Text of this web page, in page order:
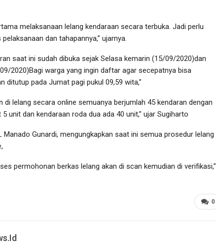
melaksanaan lelang kendaraan secara terbuka. Jadi perlu
dan tahapannya,” ujarnya.
saat ini sudah dibuka sejak Selasa kemarin (15/09/2020)dan
2020)Bagi warga yang ingin daftar agar secepatnya bisa
ditutup pada Jumat pagi pukul 09,59 wita,”
di lelang secara online semuanya berjumlah 45 kendaran dengan
unit dan kendaraan roda dua ada 40 unit,” ujar Sugiharto
Manado Gunardi, mengungkapkan saat ini semua prosedur lelang
permohonan berkas lelang akan di scan kemudian di verifikasi,”
0